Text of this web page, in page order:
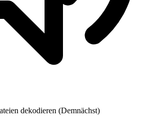
dekodieren (Demnächst)